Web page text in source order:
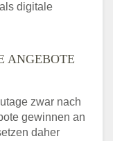
digitale
ANGEBOTE
zwar nach
gewinnen an
daher